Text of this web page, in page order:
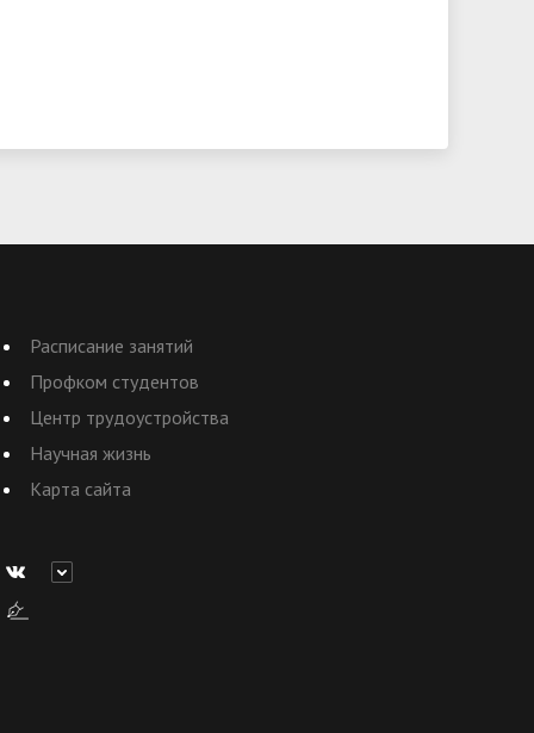
Расписание занятий
Профком студентов
Центр трудоустройства
Научная жизнь
Карта сайта